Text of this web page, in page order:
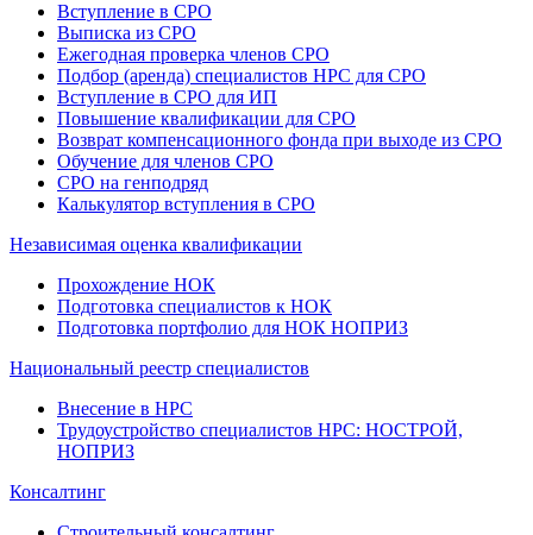
Вступление в СРО
Выписка из СРО
Ежегодная проверка членов СРО
Подбор (аренда) специалистов НРС для СРО
Вступление в СРО для ИП
Повышение квалификации для СРО
Возврат компенсационного фонда при выходе из СРО
Обучение для членов СРО
СРО на генподряд
Калькулятор вступления в СРО
Независимая оценка квалификации
Прохождение НОК
Подготовка специалистов к НОК
Подготовка портфолио для НОК НОПРИЗ
Национальный реестр специалистов
Внесение в НРС
Трудоустройство специалистов НРС: НОСТРОЙ,
НОПРИЗ
Консалтинг